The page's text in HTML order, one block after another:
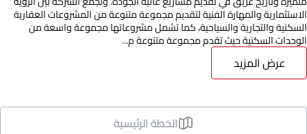
الاستثمارية والمهارة الفنية لتقديم مجموعة متنوعة من المشروعات العقارية
السكنية والتجارية والسياحية، كما تشمل مشروعاتها مجموعة واسعة من
الوحدات السكنية حيث تقدم مجموعة متنوعة م...
عرض المزيد
الخطة الرئيسية